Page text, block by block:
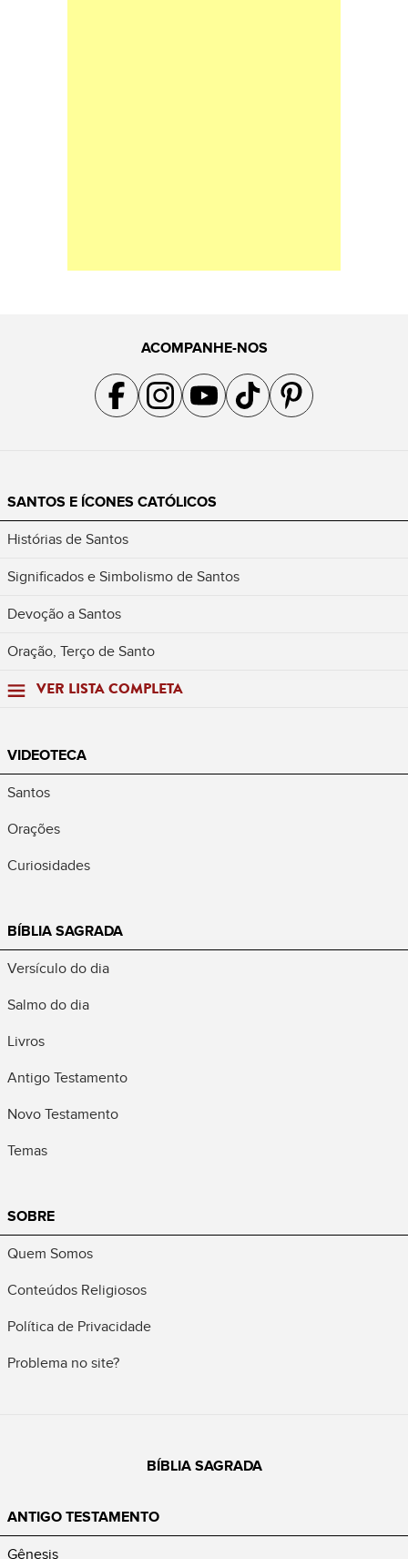
ACOMPANHE-NOS
Acompanhe a gente no Facebook
Acompanhe a gente no Instagram
Acompanhe a gente no YouTube
Acompanhe a gente no TikTok
Acompanhe a gente no
SANTOS E ÍCONES CATÓLICOS
Histórias de Santos
Significados e Simbolismo de Santos
Devoção a Santos
Oração, Terço de Santo
VER LISTA COMPLETA
VIDEOTECA
Santos
Orações
Curiosidades
BÍBLIA SAGRADA
Versículo do dia
Salmo do dia
Livros
Antigo Testamento
Novo Testamento
Temas
SOBRE
Quem Somos
Conteúdos Religiosos
Política de Privacidade
Problema no site?
BÍBLIA SAGRADA
ANTIGO TESTAMENTO
Gênesis